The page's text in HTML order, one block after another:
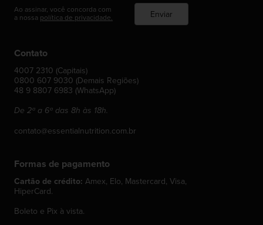
Contato
4007 2310 (Capitais)
0800 607 9030 (Demais Regiões)
48 9 8807 6983 (WhatsApp)
De 2ª a 6ª das 8h às 18h.
contato@essentialnutrition.com.br
Formas de pagamento
Cartão de crédito: Amex, Elo, Mastercard, Visa,
HiperCard.
Boleto e Pix à vista.
Ao assinar, você concorda com
a nossa política de privacidade. Enviar